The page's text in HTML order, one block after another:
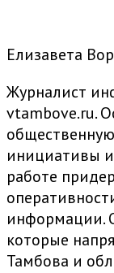
Елизавета
Журналист
vtambove.ru.
инициативы и
работе
информации.
которые
Тамбова и